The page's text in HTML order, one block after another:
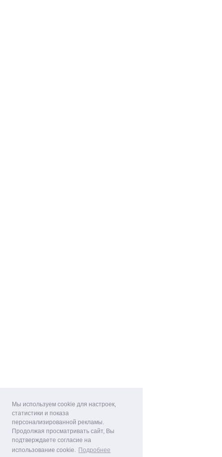
Мы используем cookie для настроек,
статистики и показа
персонализированной рекламы.
Продолжая просматривать сайт, Вы
подтверждаете согласие на
использование cookie. Подробнее